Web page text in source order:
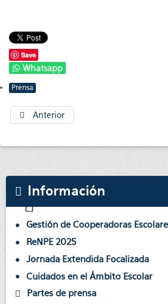
Save
Whatsapp
Prensa
Anterior
Información
Gestión de Cooperadoras
ReNPE 2025
Jornada Extendida Focalizada
Cuidados en el Ámbito Escolar
Partes de prensa